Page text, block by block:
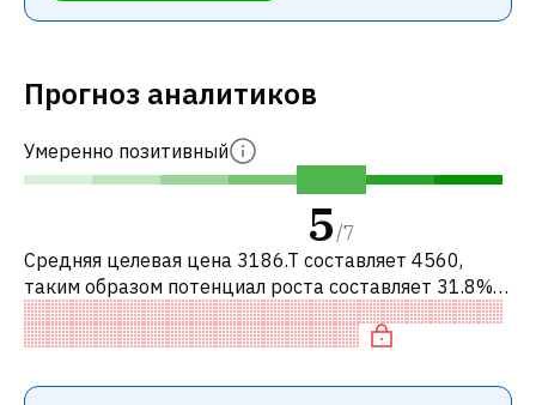
Прогноз аналитиков
Умеренно позитивный
5 /7
Средняя целевая цена 3186.T составляет 4560,
таким образом потенциал роста составляет 31.8%.
Обычно это означает рекомендацию «ПОКУПАТЬ»
среди инвестиционных компаний или